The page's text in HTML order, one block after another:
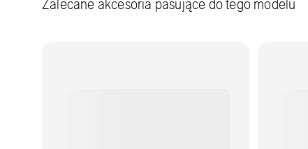
Zalecane akcesoria pasujące do tego modelu